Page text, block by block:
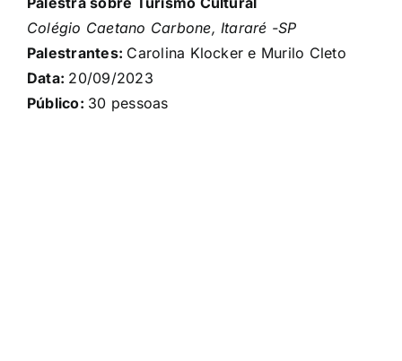
Colégio Caetano Carbone, Itararé -SP
Palestrantes: Carolina Klocker e Murilo Cleto
Data: 20/09/2023
Público: 30 pessoas